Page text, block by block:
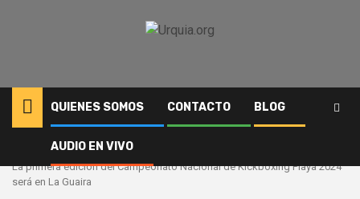
QUIENES SOMOS CONTACTO BLOG
AUDIO EN VIVO
Deportes
La primera edición del Campeonato Nacional de Kickboxing Playa 2024
será en La Guaira